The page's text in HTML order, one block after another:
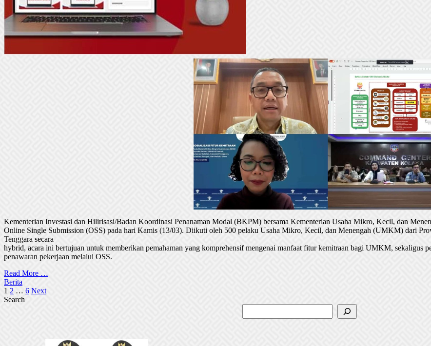
Kementerian Investasi dan Hilirisasi/Badan Koordinasi Penanaman Modal (BKPM) bersama Kementerian Usaha Mikro, Kecil, dan
Online Single Submission (OSS) pada hari Kamis (13/03). Diikuti oleh 500 pelaku Usaha Mikro, Kecil, dan Menengah (UMKM) dari
Tenggara secara
hybrid, acara ini bertujuan untuk memberikan pemahaman yang komprehensif mengenai manfaat fitur kemitraan bagi UMKM, sekaligus
penawaran pekerjaan melalui OSS.
Read More …
Berita
Posts
pagination
1 2 … 6 Next
Search